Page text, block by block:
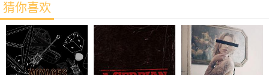
猜你喜欢